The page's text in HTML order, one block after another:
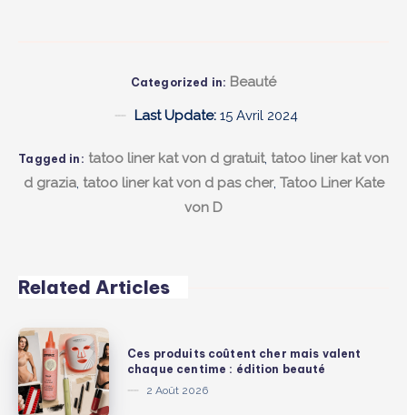
Categorized in: Beauté
Last Update:15 Avril 2024
Tagged in: tatoo liner kat von d gratuit, tatoo liner kat von
d grazia, tatoo liner kat von d pas cher, Tatoo Liner Kate
von D
Related Articles
Ces
produits
coûtent
cher
Ces produits coûtent cher mais valent
chaque centime : édition beauté
2 Août 2026